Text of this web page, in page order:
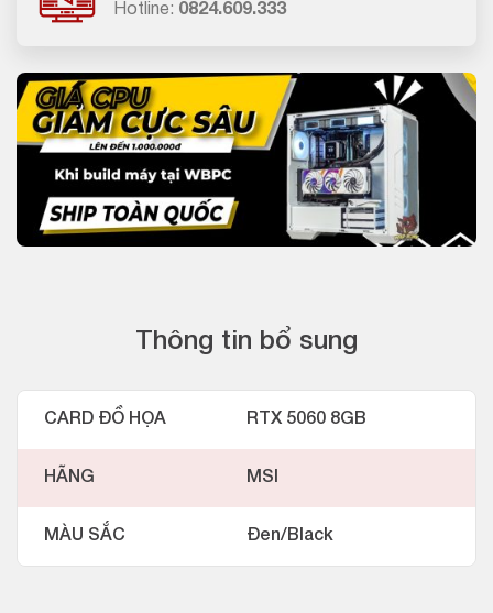
Hotline: 0824.609.333
Thông tin bổ sung
CARD ĐỒ HỌA RTX 5060 8GB
HÃNG MSI
MÀU SẮC Đen/Black